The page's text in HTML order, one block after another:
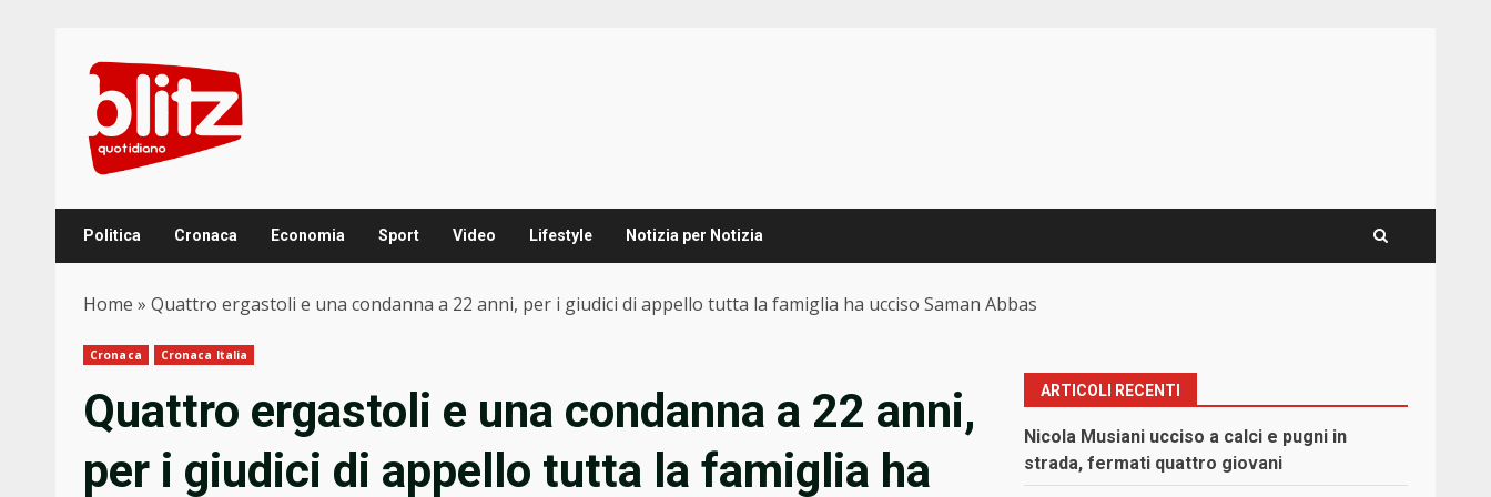
content
Politica Cronaca Economia Sport Video Lifestyle Notizia per Notizia
Home » Quattro ergastoli e una condanna a 22 anni, per i giudici di appello tutta la famiglia ha ucciso Saman Abbas
Cronaca Cronaca Italia
Quattro ergastoli e una condanna a 22 anni,
per i giudici di appello tutta la famiglia ha
ARTICOLI RECENTI
Nicola Musiani ucciso a calci e pugni in
strada, fermati quattro giovani